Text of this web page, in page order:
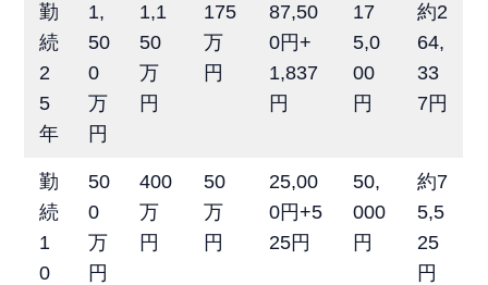
勤
続
2
5
年
1,
50
0
万
円
1,1
50
万
円
175
万
円
87,50
0円+
1,837
円
17
5,0
00
円
約2
64,
33
7円
勤
続
1
0
50
0
万
円
400
万
円
50
万
円
25,00
0円+5
25円
50,
000
円
約7
5,5
25
円